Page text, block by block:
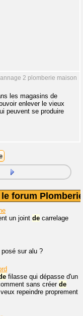
2 plomberie maison
les magasins de
enlever le vieux
peuvent se produire
forum Plomberie
un joint de carrelage
posé sur alu ?
filasse qui dépasse d'un
sans créer de
repeindre proprement